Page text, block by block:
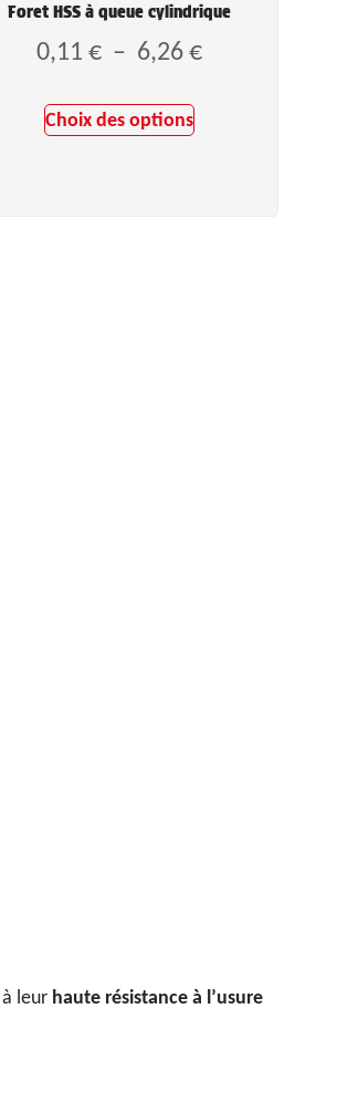
Foret HSS à queue cylindrique
0,11 € – 6,26€
Choix des options
leur haute résistance à l’usure